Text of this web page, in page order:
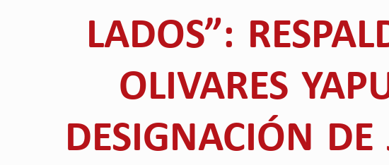
LADOS”:
OLIVARES
DESIGNACIÓN DE